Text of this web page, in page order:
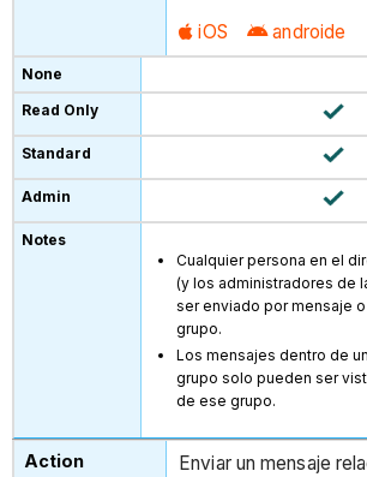
iOS androide
Cualquier persona en el
(y los administradores de
ser enviado por mensaje
grupo.
Los mensajes dentro de
grupo solo pueden ser
de ese grupo.
Enviar un mensaje